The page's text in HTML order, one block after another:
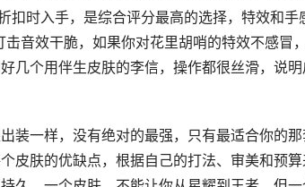
扣时入手，是综合评分最高的选择，特效和
击音效干脆，如果你对花里胡哨的特效不感冒
几个用伴生皮肤的李信，操作都很丝滑，说
装一样，没有绝对的最强，只有最适合你的
皮肤的优缺点，根据自己的打法、审美和预